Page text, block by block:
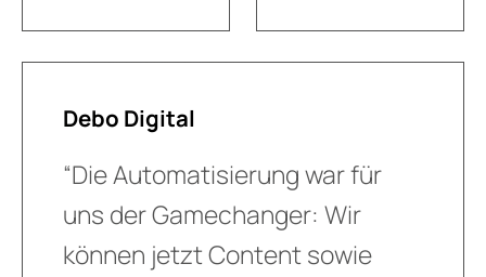
Debo Digital
“Die Automatisierung war für
uns der Gamechanger: Wir
können jetzt Content sowie